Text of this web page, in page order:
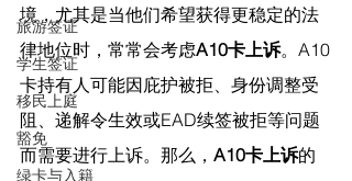
旅游签证
学生签证
移民上庭
豁免
绿卡与入籍
境，尤其是当他们希望获得更稳定的法
律地位时，常常会考虑A10卡上诉。A10
卡持有人可能因庇护被拒、身份调整受
阻、递解令生效或EAD续签被拒等问题
而需要进行上诉。那么， A10卡上诉的